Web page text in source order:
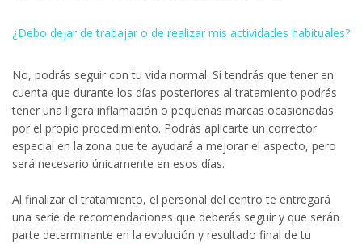
¿Debo dejar de trabajar o de realizar mis actividades habituales?
No, podrás seguir con tu vida normal. Sí tendrás que tener en
cuenta que durante los días posteriores al tratamiento podrás
tener una ligera inflamación o pequeñas marcas ocasionadas
por el propio procedimiento. Podrás aplicarte un corrector
especial en la zona que te ayudará a mejorar el aspecto, pero
será necesario únicamente en esos días.
Al finalizar el tratamiento, el personal del centro te entregará
una serie de recomendaciones que deberás seguir y que serán
parte determinante en la evolución y resultado final de tu